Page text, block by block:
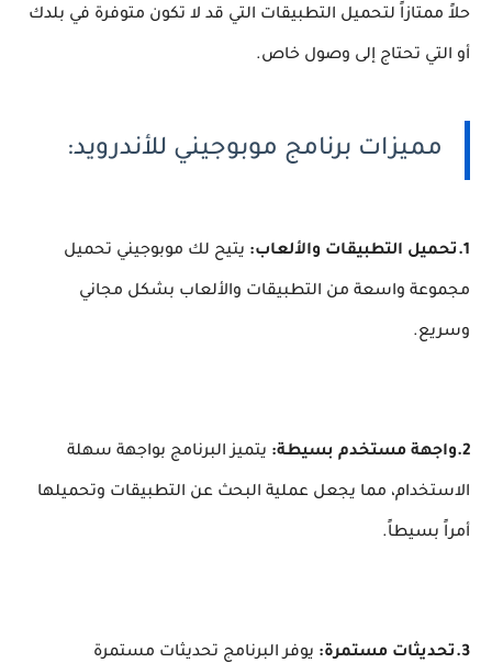
حلاً ممتازاً لتحميل التطبيقات التي قد لا تكون متوفرة في بلدك
أو التي تحتاج إلى وصول خاص.
مميزات برنامج موبوجيني للأندرويد:
1.تحميل التطبيقات والألعاب: يتيح لك موبوجيني تحميل
مجموعة واسعة من التطبيقات والألعاب بشكل مجاني
وسريع.
2.واجهة مستخدم بسيطة: يتميز البرنامج بواجهة سهلة
الاستخدام، مما يجعل عملية البحث عن التطبيقات وتحميلها
أمراً بسيطاً.
3.تحديثات مستمرة: يوفر البرنامج تحديثات مستمرة